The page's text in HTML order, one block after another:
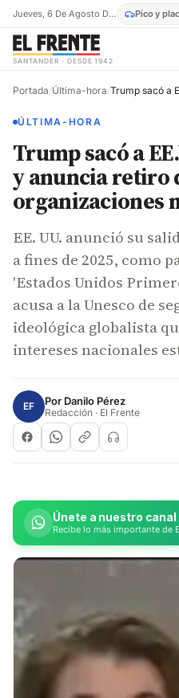
Jueves, 6 De Agosto De 2026 Pico y
SANTANDER · DESDE 1942
Portada/Última-hora/
ÚLTIMA-HORA
Trump sacó a
y anuncia retiro
organizaciones
EE. UU. anunció su
a fines de 2025, como
'Estados Unidos
acusa a la Unesco de
ideológica globalista
intereses nacionales
EF Por Danilo Pérez
Redacción · El Frente
Únete a nuestro canal
Recibe lo más importante de